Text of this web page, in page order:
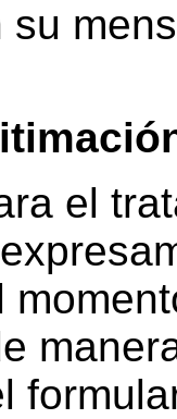
su
el